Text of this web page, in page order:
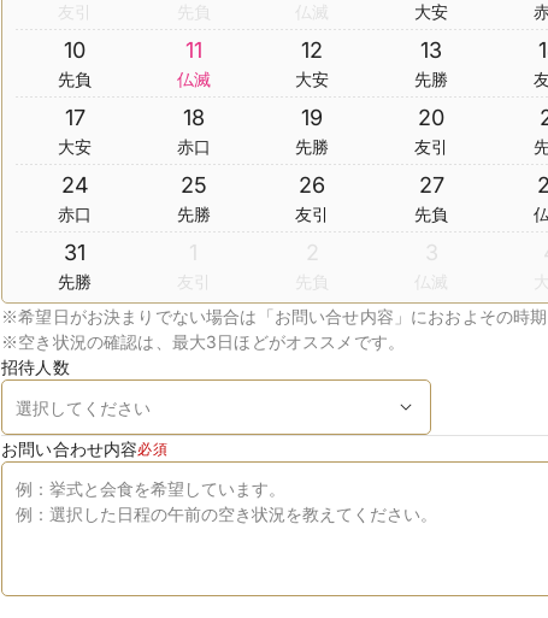
友引 先負 仏滅 大安
10
先負
11
仏滅
12
大安
13
先勝
17
大安
18
赤口
19
先勝
20
友引
24
赤口
25
先勝
26
友引
27
先負
31
先勝
1
友引
2
先負
3
仏滅
※希望日がお決まりでない場合は「お問い合せ内容」におおよその時期
※空き状況の確認は、最大3日ほどがオススメです。
招待人数
お問い合わせ内容必須